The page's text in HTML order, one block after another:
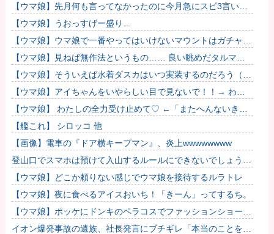
【ウマ娘】先月何も言ってなかったのに今月急にスピ3言い出
したのが怪しいよな。
【ウマ娘】うおっすげー盛り…
【ウマ娘】ウマ娘で一番やってはいけないマウントはガチャで
も育成でもグッズでもなく、これ。
【ウマ娘】見ねば無作法というもの…… 良い眺めだタルマ
エ…（殴
【ウマ娘】そういえば水着ダスカはいつ実装するのだろう（ﾃﾞ
ｯｯｯ
【ウマ娘】アイちゃんをいやらしい目で見ないで！！→ わか
りました…
【ウマ娘】 わたしの全力受け止めて♡ ←「またへんないきも
のがふえてる…」
【艦これ】 シロッコ 他
【画像】電車の『ドア横キープマン』、炎上wwwwwwww
登山口でスマホは預けて入山するルールにできないでしょう
か？山はそれほどの覚悟で入る場所だと思うのです
【ウマ娘】どこか頼りない感じでウマ娘を接待するルラトレ
【ウマ娘】夜に食べるアイスおいち！「きーん」ってするち。
【ウマ娘】ポッケにドンキのペラコスでファッションショーし
てほしい…
イオン爆発事故の遺族、社長発言にブチギレ「本当のことを話